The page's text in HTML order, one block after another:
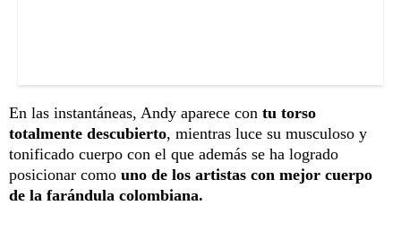
En las instantáneas, Andy aparece con tu torso
totalmente descubierto, mientras luce su musculoso y
tonificado cuerpo con el que además se ha logrado
posicionar como uno de los artistas con mejor cuerpo
de la farándula colombiana.